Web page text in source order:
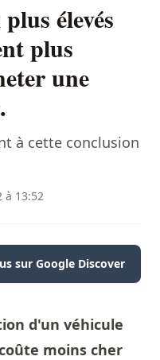
élevés
plus
une
à cette conclusion
à 13:52
sur Google Discover
d'un véhicule
moins cher